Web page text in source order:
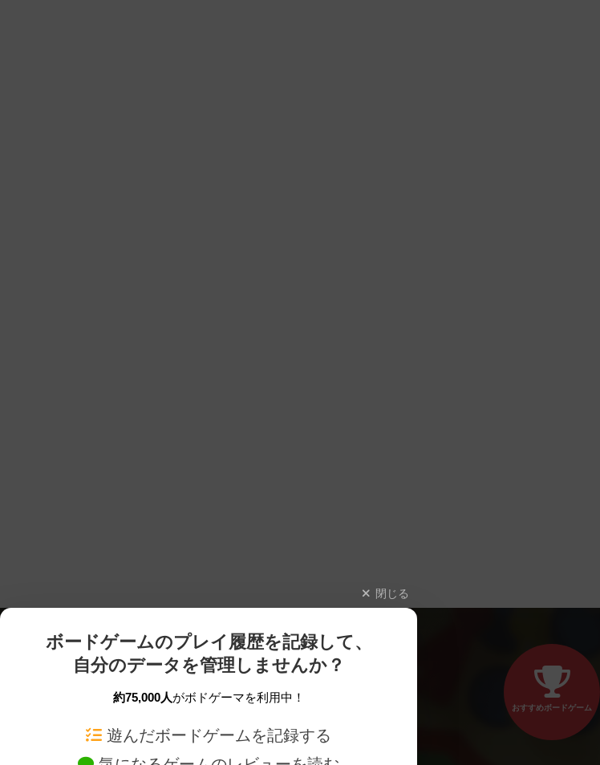
閉じる
ボードゲームのプレイ履歴を記録して、
自分のデータを管理しませんか？
約75,000人がボドゲーマを利用中！
遊んだボードゲームを記録する
おすすめボードゲーム